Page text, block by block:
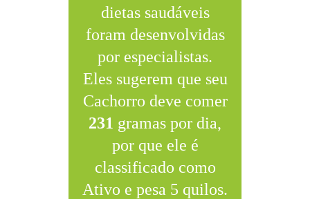
dietas saudáveis
foram desenvolvidas
por especialistas.
Eles sugerem que seu
Cachorro deve comer
231 gramas por dia,
por que ele é
classificado como
Ativo e pesa 5 quilos.